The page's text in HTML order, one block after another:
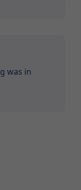
was in